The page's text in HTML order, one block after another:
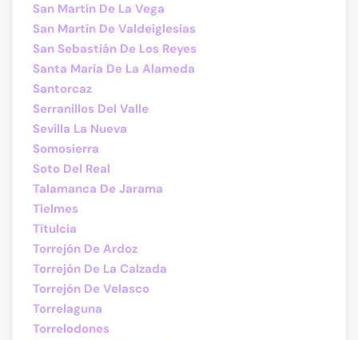
San Martín De La Vega
San Martín De Valdeiglesias
San Sebastián De Los Reyes
Santa María De La Alameda
Santorcaz
Serranillos Del Valle
Sevilla La Nueva
Somosierra
Soto Del Real
Talamanca De Jarama
Tielmes
Titulcia
Torrejón De Ardoz
Torrejón De La Calzada
Torrejón De Velasco
Torrelaguna
Torrelodones